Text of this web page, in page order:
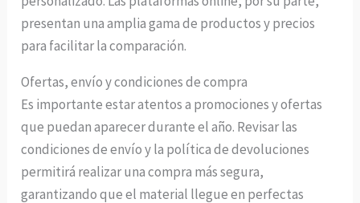
presentan una amplia gama de productos y precios
para facilitar la comparación.
Ofertas, envío y condiciones de compra
Es importante estar atentos a promociones y ofertas
que puedan aparecer durante el año. Revisar las
condiciones de envío y la política de devoluciones
permitirá realizar una compra más segura,
garantizando que el material llegue en perfectas